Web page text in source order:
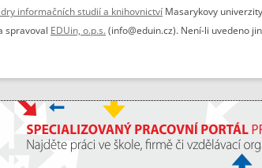
informačních studií a knihovnictví Masarykovy
spravoval EDUin, o.p.s. (info@eduin.cz). Není-li uvedeno